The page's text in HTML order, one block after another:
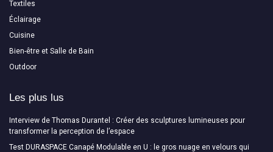
Textiles
Éclairage
Cuisine
Bien-être et Salle de Bain
Outdoor
Les plus lus
Interview de Thomas Durantel : Créer des sculptures lumineuses pour
transformer la perception de l’espace
Test DURASPACE Canapé Modulable en U : le gros nuage en velours qui